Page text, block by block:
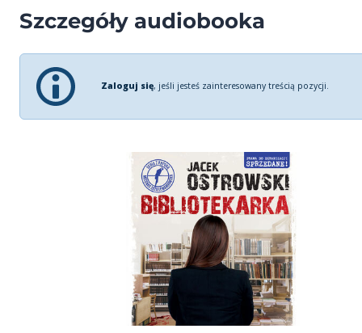
Szczegóły audiobooka
Zaloguj się, jeśli jesteś zainteresowany treścią pozycji.